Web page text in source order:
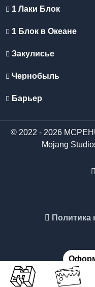
1 Лаки Блок
1 Блок в Океане
Закулисье
Чернобыль
Барьер
© 2022 - 2026
Mojang
Политика